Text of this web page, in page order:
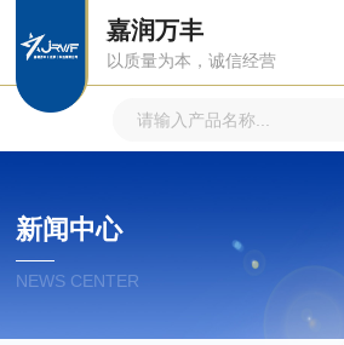
嘉润万丰
以质量为本，诚信经营
新闻中心
NEWS CENTER